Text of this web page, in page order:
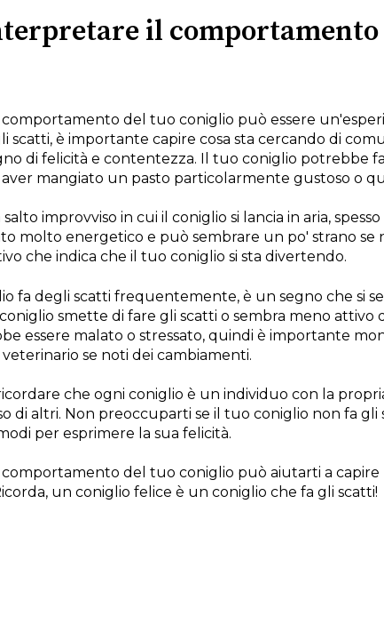
il
del tuo coniglio può essere
scatti, è importante capire cosa sta cercando di
di felicità e contentezza. Il tuo coniglio potrebbe
mangiato un pasto particolarmente gustoso o
improvviso in cui il coniglio si lancia in aria,
molto energetico e può sembrare un po' strano se
che indica che il tuo coniglio si sta divertendo.
fa degli scatti frequentemente, è un segno che si
smette di fare gli scatti o sembra meno attivo
essere malato o stressato, quindi è importante
se noti dei cambiamenti.
che ogni coniglio è un individuo con la
di altri. Non preoccuparti se il tuo coniglio non fa
per esprimere la sua felicità.
del tuo coniglio può aiutarti a
un coniglio felice è un coniglio che fa gli scatti!